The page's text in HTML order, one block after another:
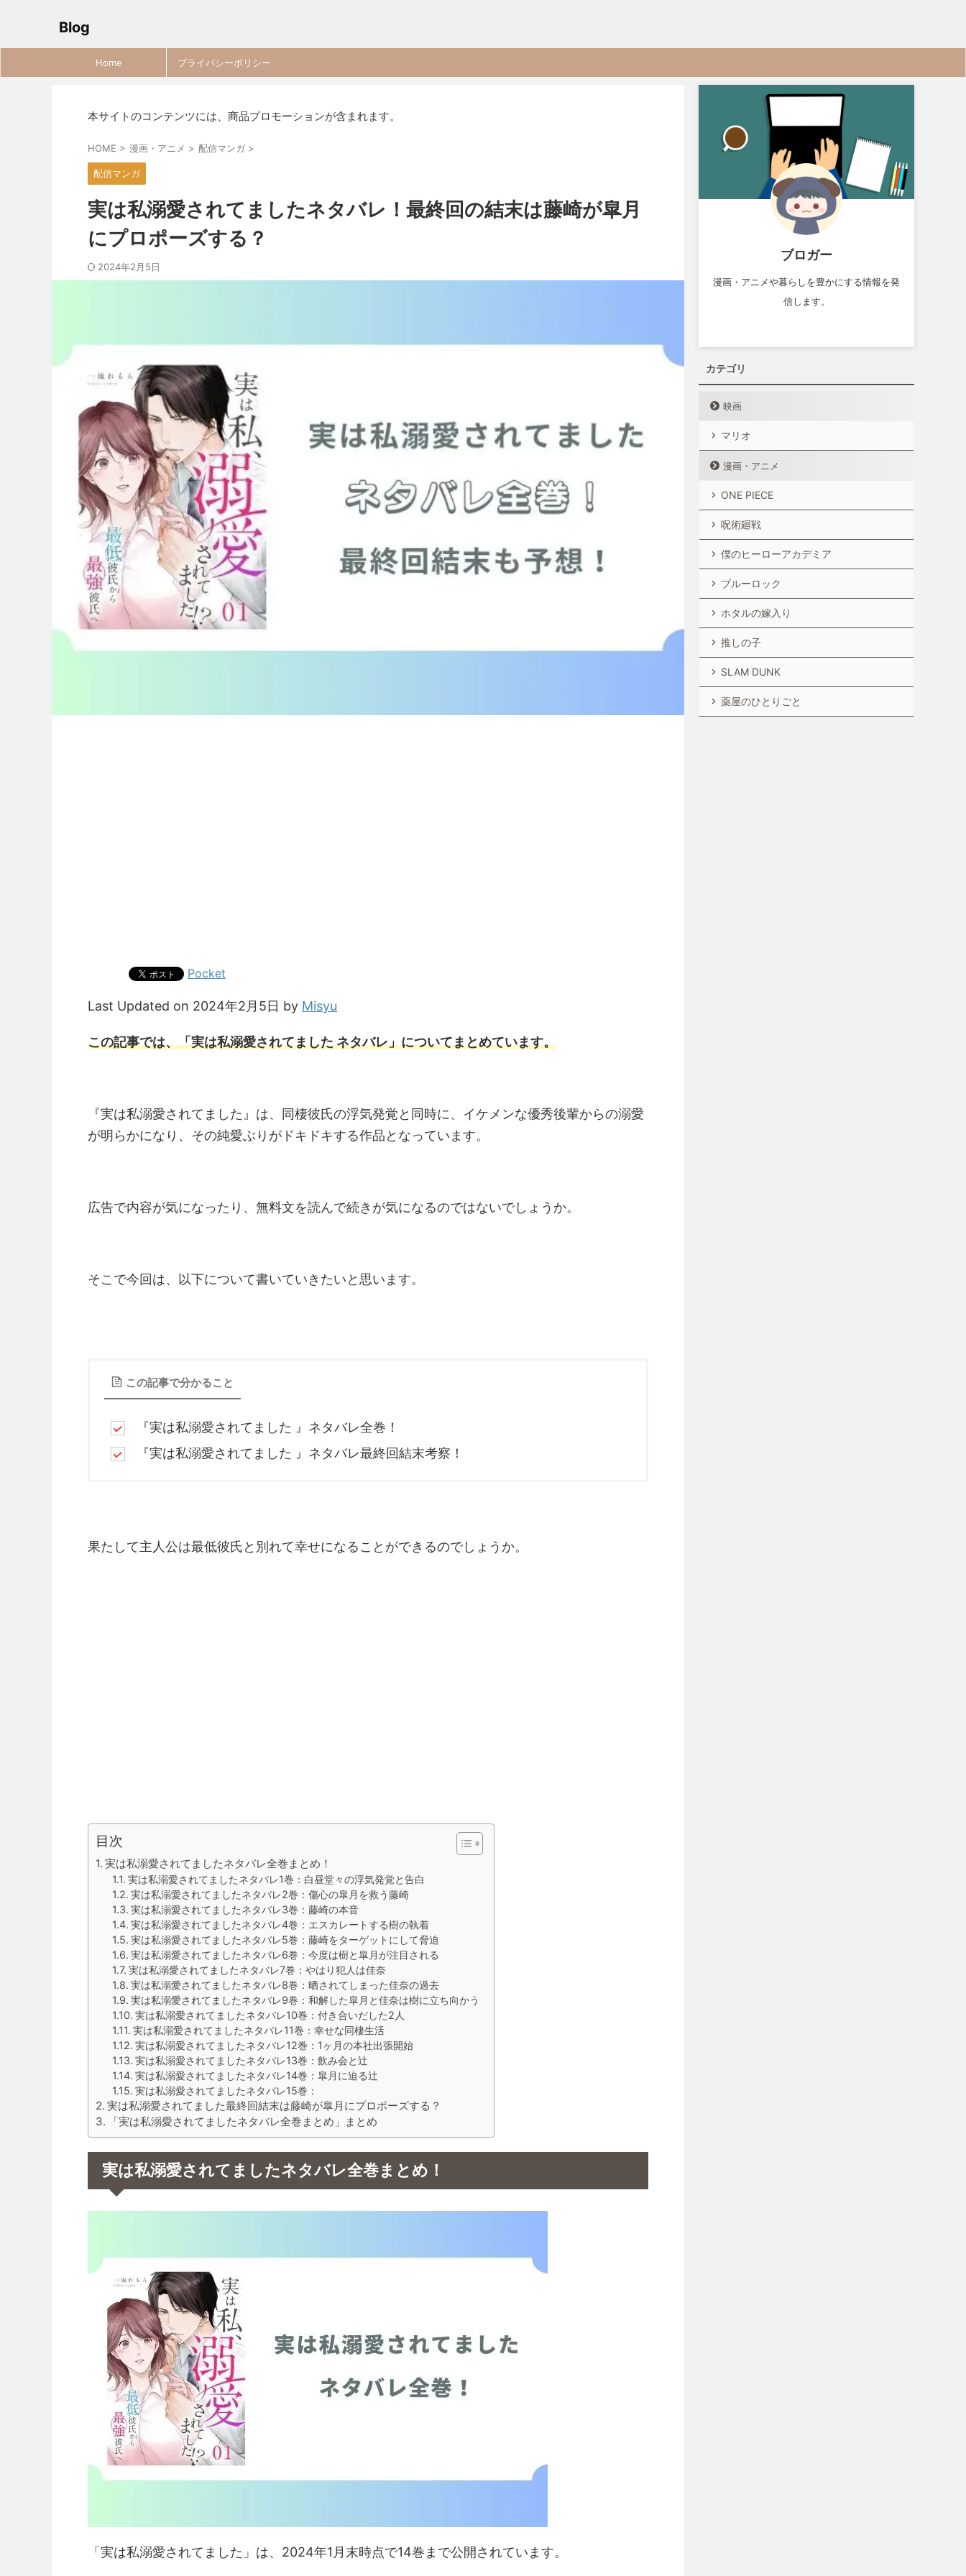
Blog
Home プライバシーポリシー
本サイトのコンテンツには、商品プロモーションが含まれます。
HOME > 漫画・アニメ > 配信マンガ >
配信マンガ
実は私溺愛されてましたネタバレ！最終回の結末は藤崎が皐月
にプロポーズする？
2024年2月5日
Pocket
Last Updated on 2024年2月5日 by Misyu
この記事では、「実は私溺愛されてました ネタバレ」についてまとめています。
『実は私溺愛されてました』 は、同棲彼氏の浮気発覚と同時に、イケメンな優秀後輩からの溺愛
が明らかになり、その純愛ぶりがドキドキする作品となっています。
広告で内容が気になったり、無料文を読んで続きが気になるのではないでしょうか。
そこで今回は、以下について書いていきたいと思います。
この記事で分かること
『実は私溺愛されてました 』 ネタバレ全巻！
『実は私溺愛されてました 』 ネタバレ最終回結末考察！
果たして主人公は最低彼氏と別れて幸せになることができるのでしょうか。
目次
実は私溺愛されてましたネタバレ全巻まとめ！
実は私溺愛されてましたネタバレ1巻：白昼堂々の浮気発覚と告白
実は私溺愛されてましたネタバレ2巻：傷心の皐月を救う藤崎
実は私溺愛されてましたネタバレ3巻：藤崎の本音
実は私溺愛されてましたネタバレ4巻：エスカレートする樹の執着
実は私溺愛されてましたネタバレ5巻：藤崎をターゲットにして脅迫
実は私溺愛されてましたネタバレ6巻：今度は樹と皐月が注目される
実は私溺愛されてましたネタバレ7巻：やはり犯人は佳奈
実は私溺愛されてましたネタバレ8巻：晒されてしまった佳奈の過去
実は私溺愛されてましたネタバレ9巻：和解した皐月と佳奈は樹に立ち向かう
実は私溺愛されてましたネタバレ10巻：付き合いだした2人
実は私溺愛されてましたネタバレ11巻：幸せな同棲生活
実は私溺愛されてましたネタバレ12巻：1ヶ月の本社出張開始
実は私溺愛されてましたネタバレ13巻：飲み会と辻
実は私溺愛されてましたネタバレ14巻：皐月に迫る辻
実は私溺愛されてましたネタバレ15巻：
実は私溺愛されてました最終回結末は藤崎が皐月にプロポーズする？
「実は私溺愛されてましたネタバレ全巻まとめ」まとめ
実は私溺愛されてましたネタバレ全巻まとめ！
「実は私溺愛されてました」は、2024年1月末時点で14巻まで公開されています。
ブロガー
漫画・アニメや暮らしを豊かにする情報を発
信します。
カテゴリ
映画
マリオ
漫画・アニメ
ONE PIECE
呪術廻戦
僕のヒーローアカデミア
ブルーロック
ホタルの嫁入り
推しの子
SLAM DUNK
薬屋のひとりごと